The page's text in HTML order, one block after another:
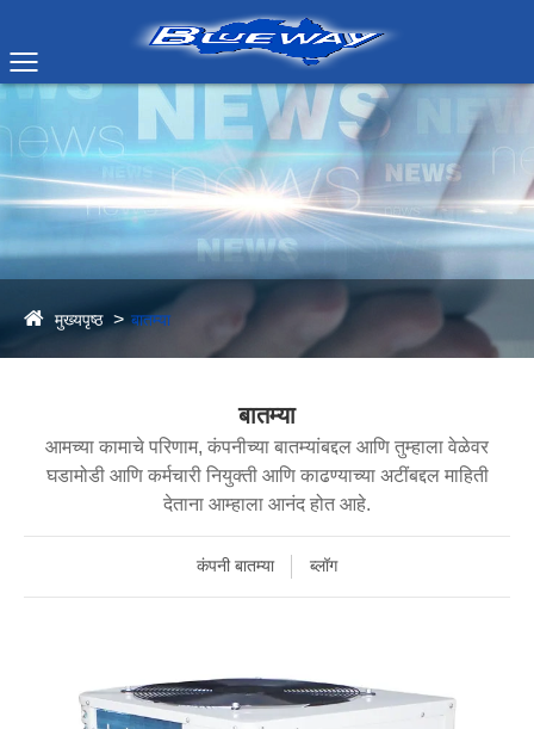
मुख्यपृष्ठ बातम्या
बातम्या
आमच्या कामाचे परिणाम, कंपनीच्या बातम्यांबद्दल आणि तुम्हाला वेळेवर
घडामोडी आणि कर्मचारी नियुक्ती आणि काढण्याच्या अटींबद्दल माहिती
देताना आम्हाला आनंद होत आहे.
कंपनी बातम्या ब्लॉग